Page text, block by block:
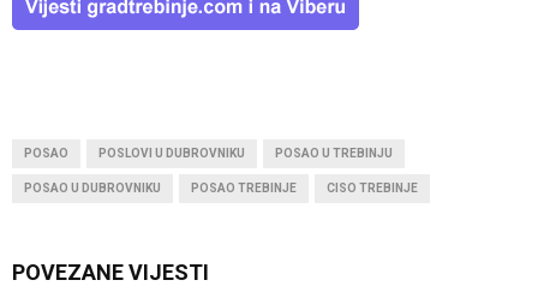
POSAO POSLOVI U DUBROVNIKU POSAO U TREBINJU
POSAO U DUBROVNIKU POSAO TREBINJE CISO TREBINJE
POVEZANE VIJESTI